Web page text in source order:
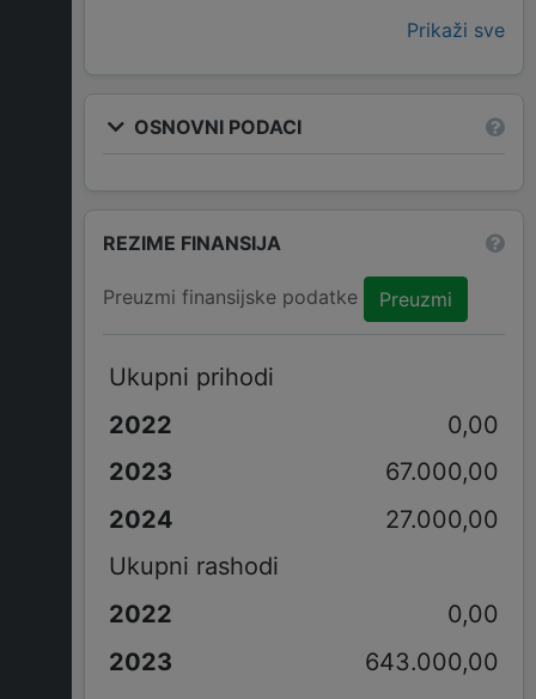
Prikaži sve
OSNOVNI PODACI
REZIME FINANSIJA
Preuzmi finansijske podatke Preuzmi
Ukupni prihodi
0,00
67.000,00
27.000,00
Ukupni rashodi
0,00
643.000,00